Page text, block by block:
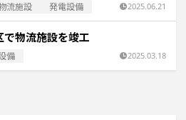
流施設 発電設備 2025.06.21
で物流施設を竣工
備 2025.03.18